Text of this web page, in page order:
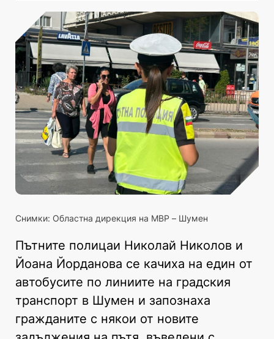
Снимки: Областна дирекция на МВР – Шумен
Пътните полицаи Николай Николов и
Йоана Йорданова се качиха на един от
автобусите по линиите на градския
транспорт в Шумен и запознаха
гражданите с някои от новите